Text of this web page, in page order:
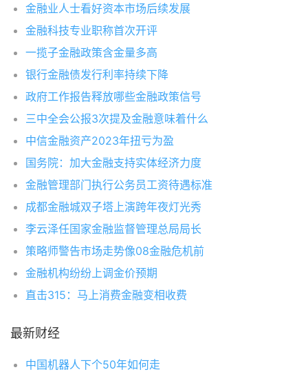
金融业人士看好资本市场后续发展
金融科技专业职称首次开评
一揽子金融政策含金量多高
银行金融债发行利率持续下降
政府工作报告释放哪些金融政策信号
三中全会公报3次提及金融意味着什么
中信金融资产2023年扭亏为盈
国务院：加大金融支持实体经济力度
金融管理部门执行公务员工资待遇标准
成都金融城双子塔上演跨年夜灯光秀
李云泽任国家金融监督管理总局局长
策略师警告市场走势像08金融危机前
金融机构纷纷上调金价预期
直击315：马上消费金融变相收费
最新财经
中国机器人下个50年如何走